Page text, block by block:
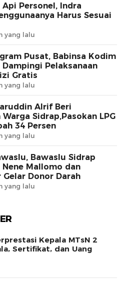
Api Personel, Indra
Harus Sesuai
yang lalu
Pusat, Babinsa Kodim
Dampingi Pelaksanaan
Gratis
yang lalu
Alrif Beri
Sidrap,Pasokan LPG
34 Persen
yang lalu
Bawaslu Sidrap
Nene Mallomo dan
Donor Darah
yang lalu
Kepala MTsN 2
Sertifikat, dan Uang